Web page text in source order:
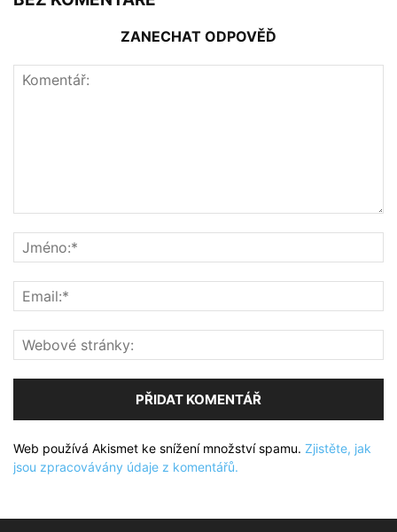
ZANECHAT ODPOVĚĎ
Web používá Akismet ke snížení množství spamu. Zjistěte, jak
jsou zpracovávány údaje z komentářů.